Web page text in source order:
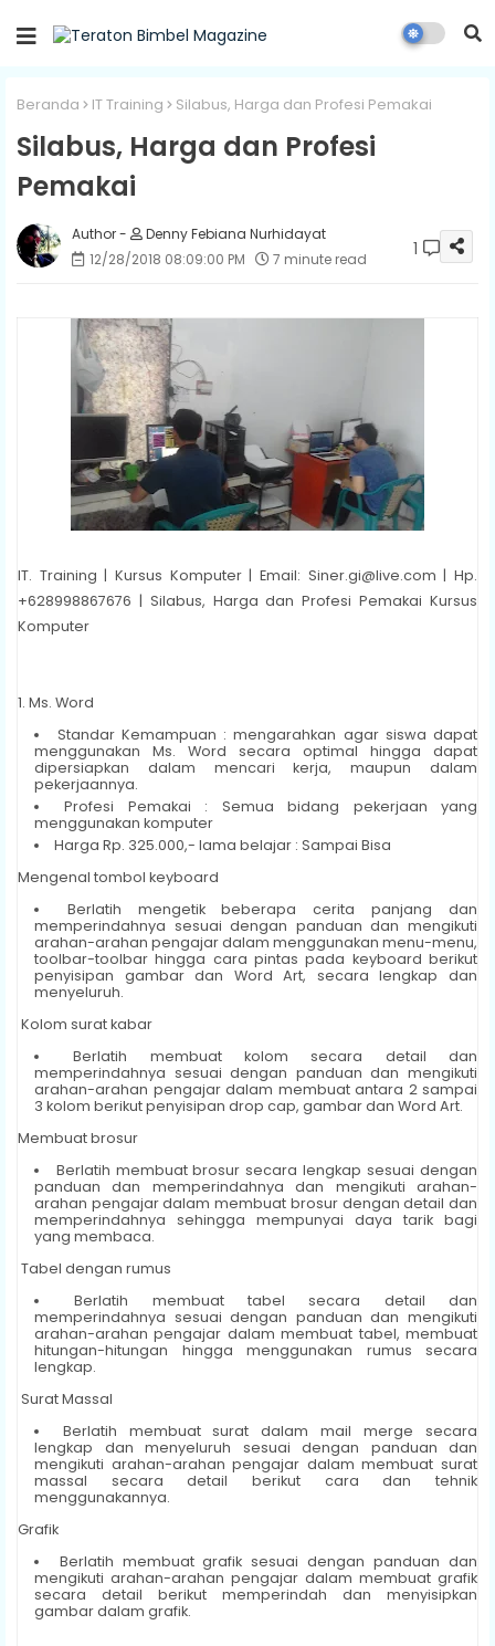
Beranda IT Training Silabus, Harga dan Profesi Pemakai
Silabus, Harga dan Profesi
Pemakai
Denny Febiana Nurhidayat
12/28/2018 08:09:00 PM
7 minute read 1
IT. Training | Kursus Komputer | Email: Siner.gi@live.com | Hp.
+628998867676 | Silabus, Harga dan Profesi Pemakai Kursus
Komputer
1. Ms. Word
Standar Kemampuan : mengarahkan agar siswa dapat
menggunakan Ms. Word secara optimal hingga dapat
dipersiapkan dalam mencari kerja, maupun dalam
pekerjaannya.
Profesi Pemakai : Semua bidang pekerjaan yang
menggunakan komputer
Harga Rp. 325.000,- lama belajar : Sampai Bisa
Mengenal tombol keyboard
Berlatih mengetik beberapa cerita panjang dan
memperindahnya sesuai dengan panduan dan mengikuti
arahan-arahan pengajar dalam menggunakan menu-menu,
toolbar-toolbar hingga cara pintas pada keyboard berikut
penyisipan gambar dan Word Art, secara lengkap dan
menyeluruh.
Kolom surat kabar
Berlatih membuat kolom secara detail dan
memperindahnya sesuai dengan panduan dan mengikuti
arahan-arahan pengajar dalam membuat antara 2 sampai
3 kolom berikut penyisipan drop cap, gambar dan Word Art.
Membuat brosur
Berlatih membuat brosur secara lengkap sesuai dengan
panduan dan memperindahnya dan mengikuti arahan-
arahan pengajar dalam membuat brosur dengan detail dan
memperindahnya sehingga mempunyai daya tarik bagi
yang membaca.
Tabel dengan rumus
Berlatih membuat tabel secara detail dan
memperindahnya sesuai dengan panduan dan mengikuti
arahan-arahan pengajar dalam membuat tabel, membuat
hitungan-hitungan hingga menggunakan rumus secara
lengkap.
Surat Massal
Berlatih membuat surat dalam mail merge secara
lengkap dan menyeluruh sesuai dengan panduan dan
mengikuti arahan-arahan pengajar dalam membuat surat
massal secara detail berikut cara dan tehnik
menggunakannya.
Grafik
Berlatih membuat grafik sesuai dengan panduan dan
mengikuti arahan-arahan pengajar dalam membuat grafik
secara detail berikut memperindah dan menyisipkan
gambar dalam grafik.